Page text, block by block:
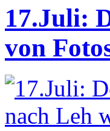
17.Juli:
von